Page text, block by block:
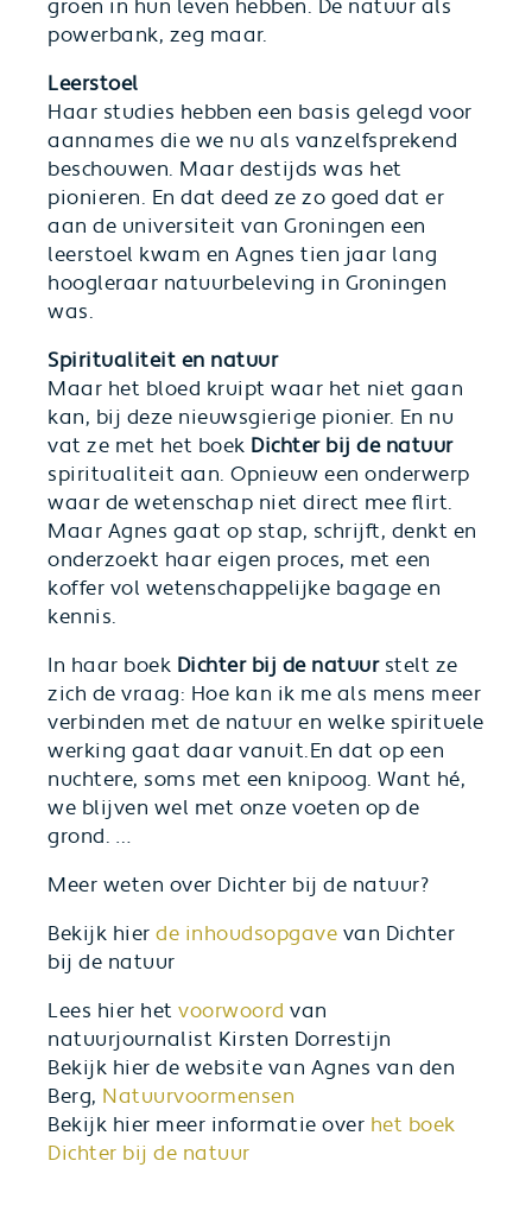
groen in hun leven hebben. De natuur als
powerbank, zeg maar.
Leerstoel
Haar studies hebben een basis gelegd voor
aannames die we nu als vanzelfsprekend
beschouwen. Maar destijds was het
pionieren. En dat deed ze zo goed dat er
aan de universiteit van Groningen een
leerstoel kwam en Agnes tien jaar lang
hoogleraar natuurbeleving in Groningen
was.
Spiritualiteit en natuur
Maar het bloed kruipt waar het niet gaan
kan, bij deze nieuwsgierige pionier. En nu
vat ze met het boek Dichter bij de natuur
spiritualiteit aan. Opnieuw een onderwerp
waar de wetenschap niet direct mee flirt.
Maar Agnes gaat op stap, schrijft, denkt en
onderzoekt haar eigen proces, met een
koffer vol wetenschappelijke bagage en
kennis.
In haar boek Dichter bij de natuurstelt ze
zich de vraag: Hoe kan ik me als mens meer
verbinden met de natuur en welke spirituele
werking gaat daar vanuit.En dat op een
nuchtere, soms met een knipoog. Want hé,
we blijven wel met onze voeten op de
grond. …
Meer weten over Dichter bij de natuur?
Bekijk hierde inhoudsopgave van Dichter
bij de natuur
Lees hier het voorwoord van
natuurjournalist Kirsten Dorrestijn
Bekijk hier de website van Agnes van den
Berg, Natuurvoormensen
Bekijk hier meer informatie over het boek
Dichter bij de natuur